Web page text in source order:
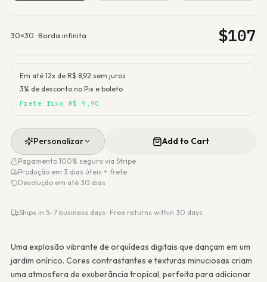
30×30 ·Borda infinita $107
Em até 12x de R$ 8,92 sem juros
3% de desconto no Pix e boleto
Frete fixo R$ 9,90
Personalizar Add to Cart
Pagamento 100% seguro via Stripe
Produção em 3 dias úteis + frete
Devolução em até 30 dias
Ships in 5–7 business days · Free returns within 30 days
Uma explosão vibrante de orquídeas digitais que dançam em um
jardim onírico. Cores contrastantes e texturas minuciosas criam
uma atmosfera de exuberância tropical, perfeita para adicionar